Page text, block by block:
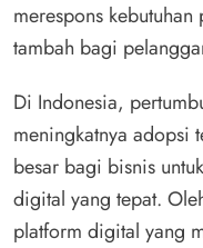
merespons
tambah bagi
Di Indonesia,
meningkatnya adopsi
besar bagi bisnis
digital yang tepat.
platform digital yang